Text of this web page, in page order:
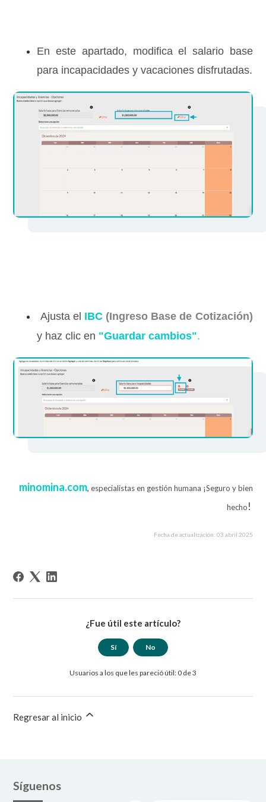
En este apartado, modifica el salario base
para incapacidades y vacaciones disfrutadas.
Ajusta el IBC(Ingreso Base de Cotización)
y haz clic en "Guardar cambios".
minomina.com, especialistas en gestión humana ¡Seguro y bien
hecho!
Fecha de actualización: 03 abril 2025
¿Fue útil este artículo?
Sí No
Usuarios a los que les pareció útil: 0 de 3
Regresar al inicio
Síguenos